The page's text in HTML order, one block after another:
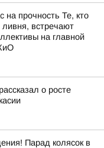
на прочность Те, кто
ливня, встречают
на главной
о росте
Парад колясок в